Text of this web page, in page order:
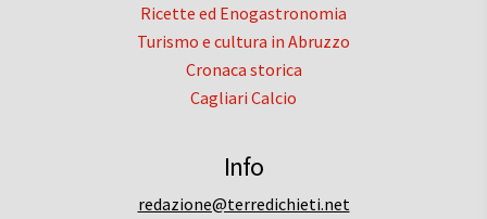
Ricette ed Enogastronomia
Turismo e cultura in Abruzzo
Cronaca storica
Cagliari Calcio
Info
redazione@terredichieti.net